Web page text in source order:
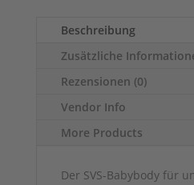
Beschreibung
Zusätzliche
Rezensionen (0)
Vendor Info
More Products
Der SVS-Babybody für